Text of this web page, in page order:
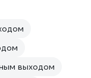
выходом